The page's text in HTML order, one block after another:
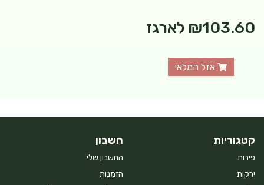
₪103.60 לארגז
אזל המלאי
קטגוריות
פירות
ירקות
חשבון
החשבון שלי
הזמנות